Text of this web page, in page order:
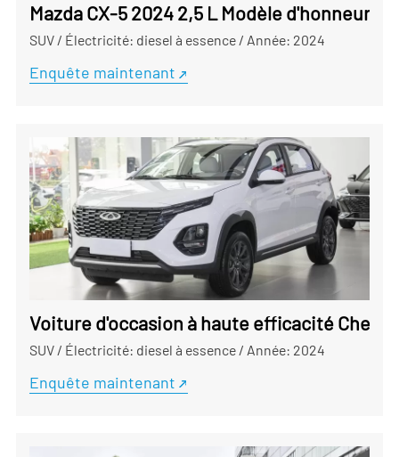
Mazda CX-5 2024 2,5 L Modèle d'honneur
SUV/ Électricité: diesel à essence/ Année: 2024
Enquête maintenant
Voiture d'occasion à haute efficacité Chery
SUV/ Électricité: diesel à essence/ Année: 2024
Enquête maintenant